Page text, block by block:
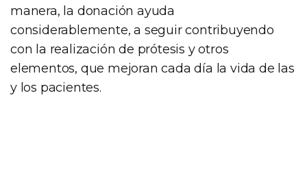
manera, la donación ayuda
considerablemente, a seguir contribuyendo
con la realización de prótesis y otros
elementos, que mejoran cada día la vida de las
y los pacientes.